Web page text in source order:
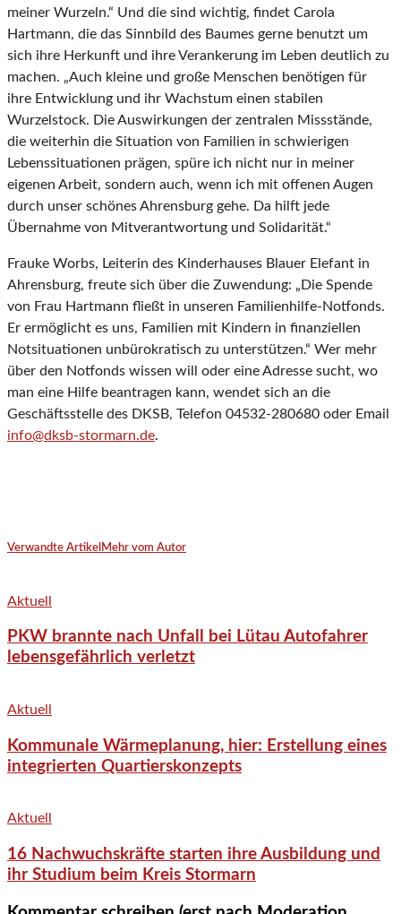
meiner Wurzeln.“ Und die sind wichtig, findet Carola
Hartmann, die das Sinnbild des Baumes gerne benutzt um
sich ihre Herkunft und ihre Verankerung im Leben deutlich zu
machen. „Auch kleine und große Menschen benötigen für
ihre Entwicklung und ihr Wachstum einen stabilen
Wurzelstock. Die Auswirkungen der zentralen Missstände,
die weiterhin die Situation von Familien in schwierigen
Lebenssituationen prägen, spüre ich nicht nur in meiner
eigenen Arbeit, sondern auch, wenn ich mit offenen Augen
durch unser schönes Ahrensburg gehe. Da hilft jede
Übernahme von Mitverantwortung und Solidarität.“
Frauke Worbs, Leiterin des Kinderhauses Blauer Elefant in
Ahrensburg, freute sich über die Zuwendung: „Die Spende
von Frau Hartmann fließt in unseren Familienhilfe-Notfonds.
Er ermöglicht es uns, Familien mit Kindern in finanziellen
Notsituationen unbürokratisch zu unterstützen.“ Wer mehr
über den Notfonds wissen will oder eine Adresse sucht, wo
man eine Hilfe beantragen kann, wendet sich an die
Geschäftsstelle des DKSB, Telefon 04532-280680 oder Email
info@dksb-stormarn.de.
Verwandte Artikel Mehr vom Autor
Aktuell
PKW brannte nach Unfall bei Lütau Autofahrer
lebensgefährlich verletzt
Aktuell
Kommunale Wärmeplanung, hier: Erstellung eines
integrierten Quartierskonzepts
Aktuell
16 Nachwuchskräfte starten ihre Ausbildung und
ihr Studium beim Kreis Stormarn